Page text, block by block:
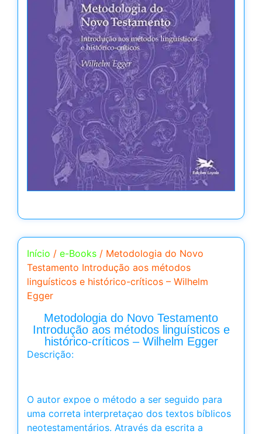
Início / e-Books / Metodologia do Novo
Testamento Introdução aos métodos
linguísticos e histórico-críticos – Wilhelm
Egger
Metodologia do Novo Testamento
Introdução aos métodos linguísticos e
histórico-críticos – Wilhelm Egger
Descrição:
O autor expoe o método a ser seguido para
uma correta interpretaçao dos textos bíblicos
neotestamentários. Através da escrita a